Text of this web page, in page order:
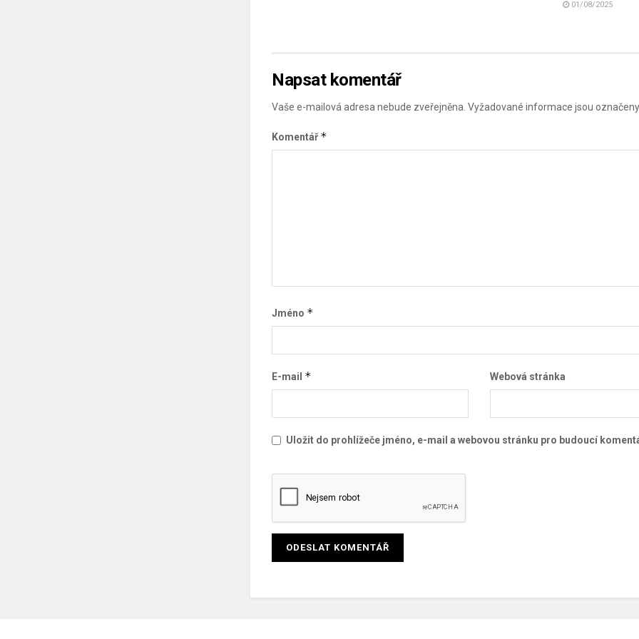
01/08/2025
Napsat komentář
Vaše e-mailová adresa nebude zveřejněna. Vyžadované informace jsou
Komentář *
Jméno *
E-mail * Webová stránka
Uložit do prohlížeče jméno, e-mail a webovou stránku pro budoucí